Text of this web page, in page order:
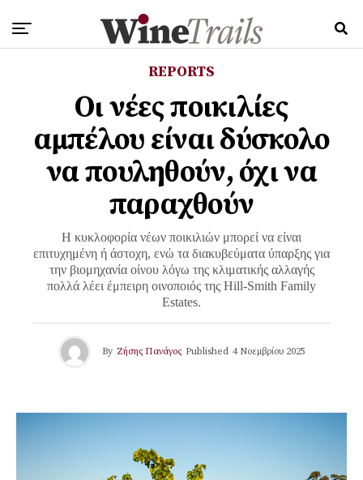
REPORTS
Οι νέες ποικιλίες
αμπέλου είναι δύσκολο
να πουληθούν, όχι να
παραχθούν
Η κυκλοφορία νέων ποικιλιών μπορεί να είναι
επιτυχημένη ή άστοχη, ενώ τα διακυβεύματα ύπαρξης για
την βιομηχανία οίνου λόγω της κλιματικής αλλαγής
πολλά λέει έμπειρη οινοποιός της Hill-Smith Family
Estates.
By Ζήσης Πανάγος Published 4 Νοεμβρίου 2025